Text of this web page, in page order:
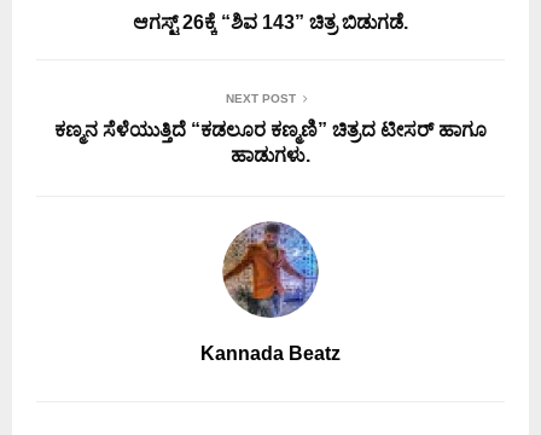
ಆಗಸ್ಟ್ 26ಕ್ಕೆ “ಶಿವ 143” ಚಿತ್ರ ಬಿಡುಗಡೆ.
NEXT POST
ಕಣ್ಮನ ಸೆಳೆಯುತ್ತಿದೆ “ಕಡಲೂರ ಕಣ್ಮಣಿ” ಚಿತ್ರದ ಟೀಸರ್ ಹಾಗೂ
ಹಾಡುಗಳು.
Kannada Beatz